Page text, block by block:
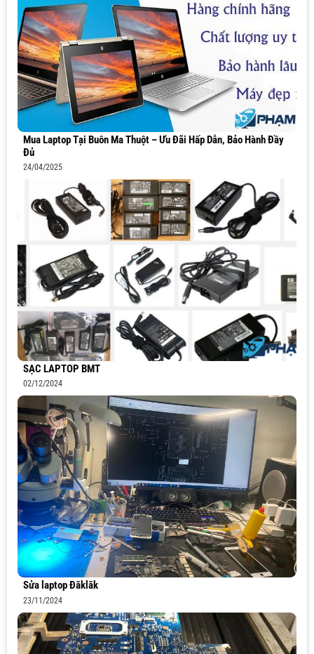
Mua Laptop Tại Buôn Ma Thuột – Ưu Đãi Hấp Dẫn, Bảo Hành Đầy
Đủ
24/04/2025
SẠC LAPTOP BMT
02/12/2024
Sửa laptop Đăklăk
23/11/2024